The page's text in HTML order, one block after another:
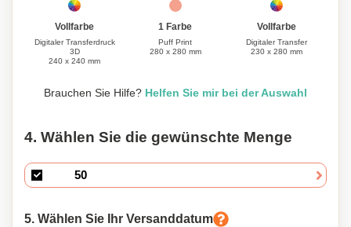
Vollfarbe
Digitaler Transferdruck
3D
240 x 240 mm
1 Farbe
Puff Print
280 x 280 mm
Vollfarbe
Digitaler Transfer
230 x 280 mm
Brauchen Sie Hilfe? Helfen Sie mir bei der Auswahl
4. Wählen Sie die gewünschte Menge
5. Wählen Sie Ihr Versanddatum